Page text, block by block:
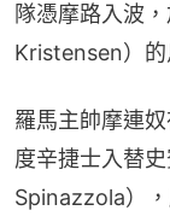
隊憑摩路入波
Kristensen）的
羅馬主帥摩連
度辛捷士入替
Spinazzola）